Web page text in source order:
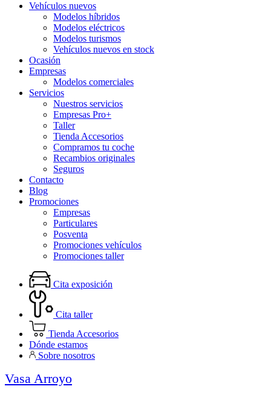
Vehículos nuevos
Modelos híbridos
Modelos eléctricos
Modelos turismos
Vehículos nuevos en stock
Ocasión
Empresas
Modelos comerciales
Servicios
Nuestros servicios
Empresas Pro+
Taller
Tienda Accesorios
Compramos tu coche
Recambios originales
Seguros
Contacto
Blog
Promociones
Empresas
Particulares
Posventa
Promociones vehículos
Promociones taller
Cita exposición
Cita taller
Tienda Accesorios
Dónde estamos
Sobre nosotros
Vasa Arroyo